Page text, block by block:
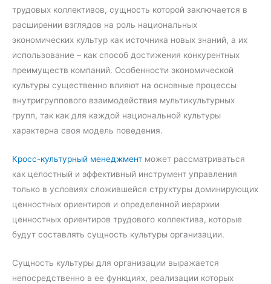
трудовых коллективов, сущность которой заключается в
расширении взглядов на роль национальных
экономических культур как источника новых знаний, а их
использование – как способ достижения конкурентных
преимуществ компаний. Особенности экономической
культуры существенно влияют на основные процессы
внутригруппового взаимодействия мультикультурных
групп, так как для каждой национальной культуры
характерна своя модель поведения.
Кросс-культурный менеджмент может рассматриваться
как целостный и эффективный инструмент управления
только в условиях сложившейся структуры доминирующих
ценностных ориентиров и определенной иерархии
ценностных ориентиров трудового коллектива, которые
будут составлять сущность культуры организации.
Сущность культуры для организации выражается
непосредственно в ее функциях, реализации которых